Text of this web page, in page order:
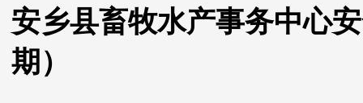
安乡县畜牧水产事务中心
期）